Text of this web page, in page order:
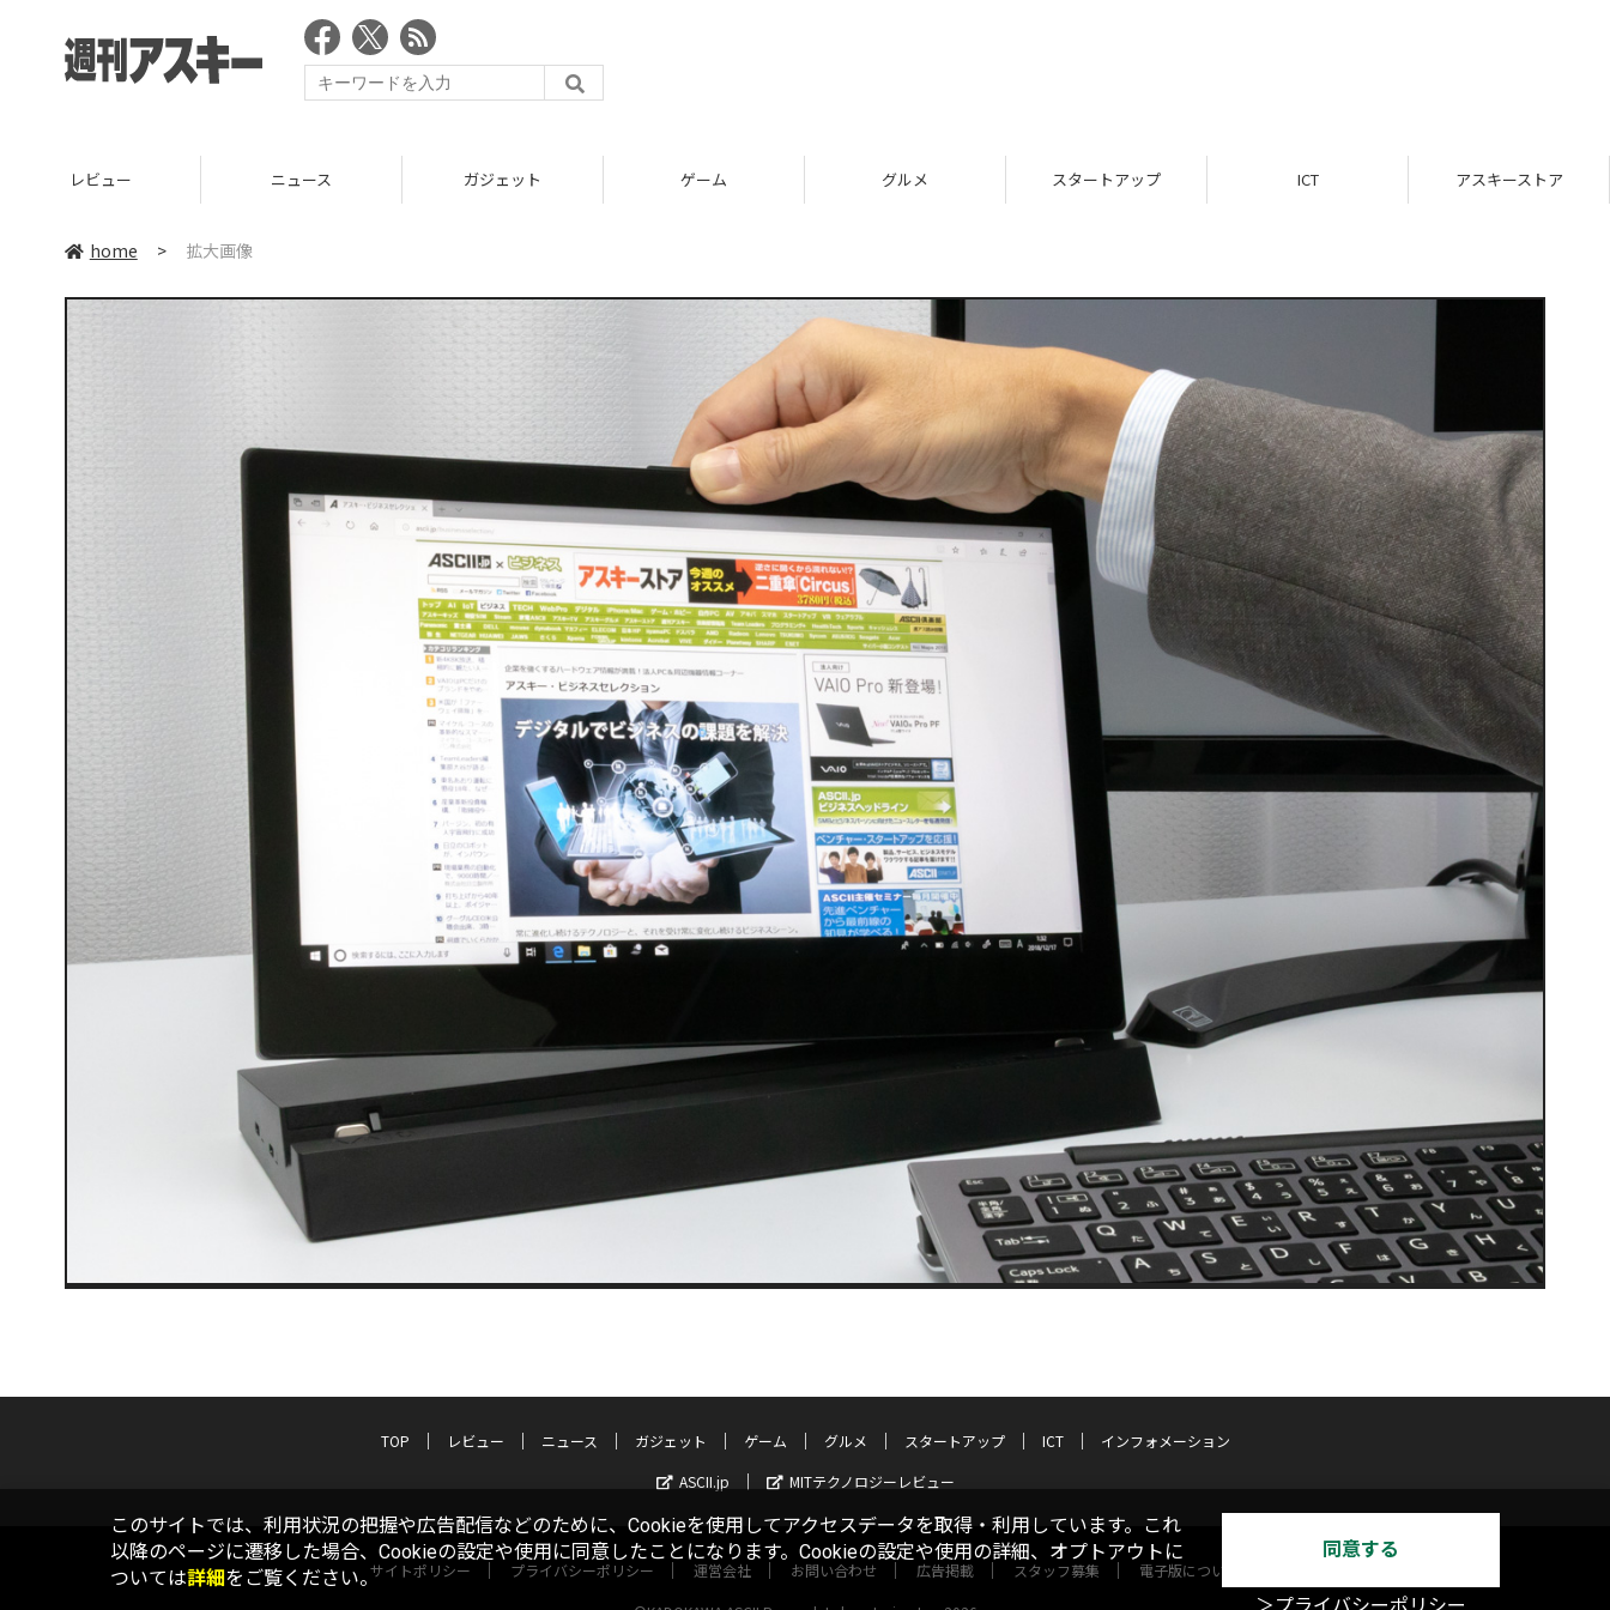
レビュー ニュース ガジェット ゲーム グルメ スタートアップ ICT アスキーストア
home > 拡大画像
TOP レビュー ニュース ガジェット ゲーム グルメ スタートアップ ICT
インフォメーション
ASCII.jp
MITテクノロジーレビュー
サイトポリシー プライバシーポリシー 運営会社 お問い合わせ 広告掲載 スタッフ募集 電子版について
このサイトでは、利用状況の把握や広告配信などのために、Cookieを使用してアクセスデータを取得・利用しています。これ
以降のページに遷移した場合、Cookieの設定や使用に同意したことになります。Cookieの設定や使用の詳細、オプトアウトに
ついては詳細をご覧ください。
同意する